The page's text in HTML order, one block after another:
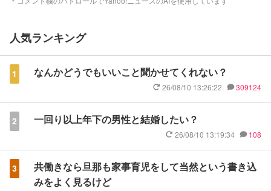
人気ランキング
1 なんかどうでもいいこと聞かせてくれない？
26/08/10 13:26:22 309124
2 一回り以上年下の男性と結婚したい？
26/08/10 13:19:34 108
3
共働きなら旦那も家事育児をして当然という書き込
みをよく見るけど